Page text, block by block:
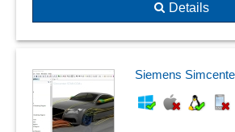
Details
Siemens